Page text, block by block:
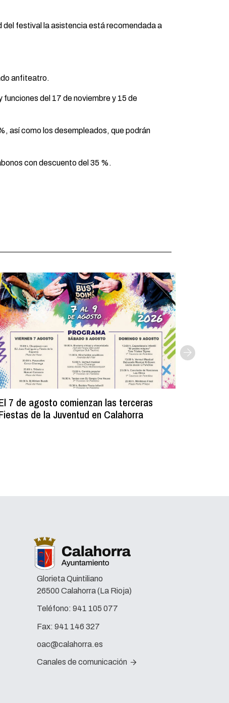
festival la asistencia está recomendada a
anfiteatro.
del 17 de noviembre y 15 de
así como los desempleados, que podrán
con descuento del 35 %.
7 de agosto comienzan las terceras
de la Juventud en Calahorra
Glorieta Quintiliano
26500 Calahorra (La Rioja)
Teléfono: 941 105 077
Fax: 941 146 327
oac@calahorra.es
Canales de comunicación